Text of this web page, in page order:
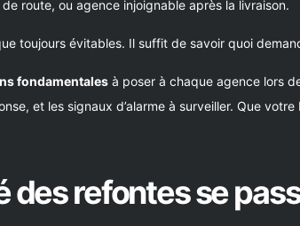
route, ou agence injoignable après la livraison.
toujours évitables. Il suffit de savoir quoi
fondamentales à poser à chaque agence lors
et les signaux d’alarme à surveiller. Que
des refontes se